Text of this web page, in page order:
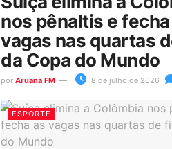
nos pênaltis e
vagas nas quartas
da Copa do Mundo
por Aruanã FM 8 de julho de 2026
ESPORTE